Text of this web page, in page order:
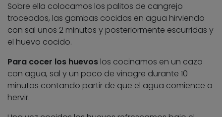
Sobre ella colocamos los palitos de cangrejo
troceados, las gambas cocidas en agua hirviendo
con sal unos 2 minutos y posteriormente escurridas y
el huevo cocido.
Para cocer los huevos los cocinamos en un cazo
con agua, sal y un poco de vinagre durante 10
minutos contando partir de que el agua comience a
hervir.